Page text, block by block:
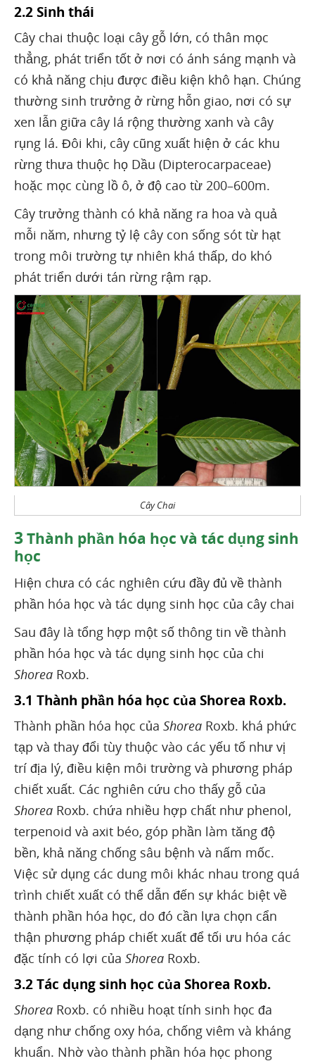
2.2 Sinh thái
Cây chai thuộc loại cây gỗ lớn, có thân mọc
thẳng, phát triển tốt ở nơi có ánh sáng mạnh và
có khả năng chịu được điều kiện khô hạn. Chúng
thường sinh trưởng ở rừng hỗn giao, nơi có sự
xen lẫn giữa cây lá rộng thường xanh và cây
rụng lá. Đôi khi, cây cũng xuất hiện ở các khu
rừng thưa thuộc họ Dầu (Dipterocarpaceae)
hoặc mọc cùng lồ ô, ở độ cao từ 200–600m.
Cây trưởng thành có khả năng ra hoa và quả
mỗi năm, nhưng tỷ lệ cây con sống sót từ hạt
trong môi trường tự nhiên khá thấp, do khó
phát triển dưới tán rừng rậm rạp.
Cây Chai
3Thành phần hóa học và tác dụng sinh
học
Hiện chưa có các nghiên cứu đầy đủ về thành
phần hóa học và tác dụng sinh học của cây chai
Sau đây là tổng hợp một số thông tin về thành
phần hóa học và tác dụng sinh học của chi
Shorea Roxb.
3.1 Thành phần hóa học của Shorea Roxb.
Thành phần hóa học của Shorea Roxb. khá phức
tạp và thay đổi tùy thuộc vào các yếu tố như vị
trí địa lý, điều kiện môi trường và phương pháp
chiết xuất. Các nghiên cứu cho thấy gỗ của
Shorea Roxb. chứa nhiều hợp chất như phenol,
terpenoid và axit béo, góp phần làm tăng độ
bền, khả năng chống sâu bệnh và nấm mốc.
Việc sử dụng các dung môi khác nhau trong quá
trình chiết xuất có thể dẫn đến sự khác biệt về
thành phần hóa học, do đó cần lựa chọn cẩn
thận phương pháp chiết xuất để tối ưu hóa các
đặc tính có lợi của Shorea Roxb.
3.2 Tác dụng sinh học của Shorea Roxb.
Shorea Roxb. có nhiều hoạt tính sinh học đa
dạng như chống oxy hóa, chống viêm và kháng
khuẩn. Nhờ vào thành phần hóa học phong